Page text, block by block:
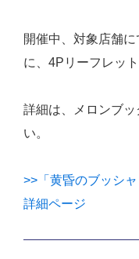
開催中、対象店舗
に、4Pリーフレッ
詳細は、メロンブ
い。
>>「黄昏のブッシ
詳細ページ